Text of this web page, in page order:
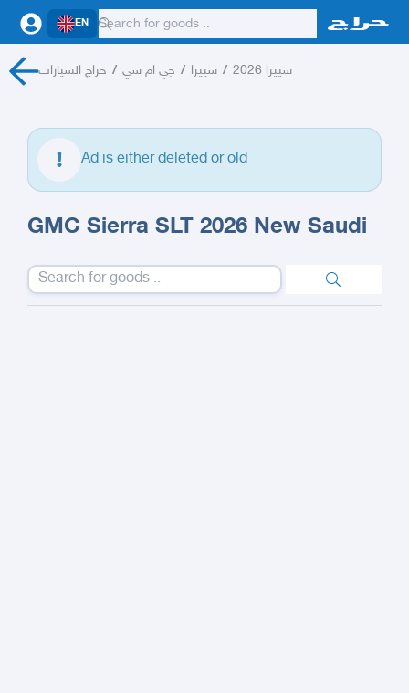
EN
حراج السيارات / جي ام سي / سييرا / سييرا 2026
Ad is either deleted or old
GMC Sierra SLT 2026 New Saudi